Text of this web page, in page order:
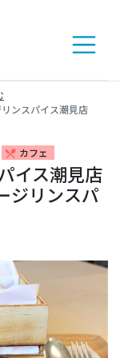
ンスパイス潮見店
restaurant_menu カフェ
イス潮見店
ジリンスパ